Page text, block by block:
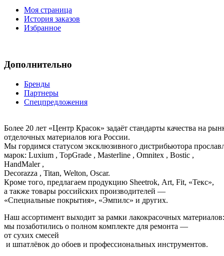
Моя страница
История заказов
Избранное
Дополнительно
Бренды
Партнеры
Спецпредложения
Более 20 лет «Центр Красок» задаёт стандарты качества на
отделочных материалов юга России.
Мы гордимся статусом эксклюзивного дистрибьютора
марок: Luxium , TopGrade , Masterline , Omnitex , Bostic ,
HandMaler ,
Decorazza , Titan, Welton, Oscar.
Кроме того, предлагаем продукцию Sheetrok, Art, Fit, «Текс»,
а также товары российских производителей —
«Специальные покрытия», «Эмпилс» и других.
Наш ассортимент выходит за рамки лакокрасочных
мы позаботились о полном комплекте для ремонта —
от сухих смесей
и шпатлёвок до обоев и профессиональных инструментов.